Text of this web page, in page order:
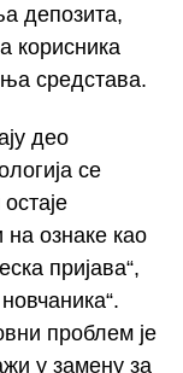
депозита,
корисника
средстава.
део
се
ознаке као
пријава“,
проблем је
у замену за